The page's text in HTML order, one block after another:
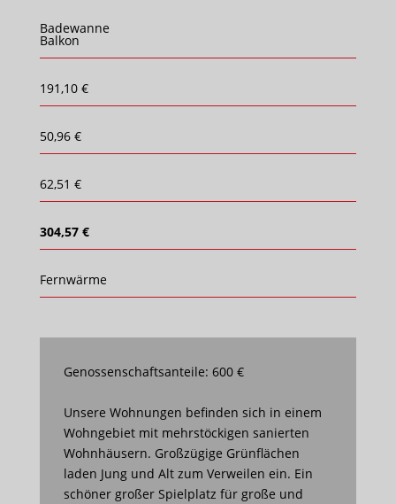
Badewanne
Balkon
191,10 €
50,96 €
62,51 €
304,57 €
Fernwärme
Genossenschaftsanteile: 600 €
Unsere Wohnungen befinden sich in einem
Wohngebiet mit mehrstöckigen sanierten
Wohnhäusern. Großzügige Grünflächen
laden Jung und Alt zum Verweilen ein. Ein
schöner großer Spielplatz für große und